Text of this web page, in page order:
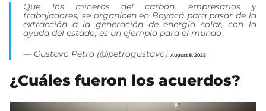
Que los mineros del carbón, empresarios y
trabajadores, se organicen en Boyacá para pasar de la
extracción a la generación de energía solar, con la
ayuda del estado, es un ejemplo para el mundo
— Gustavo Petro (@petrogustavo)August 8, 2025
¿Cuáles fueron los acuerdos?